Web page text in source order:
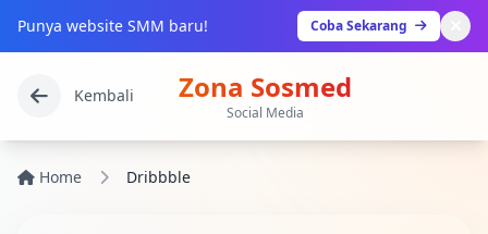
Punya website SMM baru! Coba Sekarang
Kembali Zona Sosmed
Social Media
Home Dribbble